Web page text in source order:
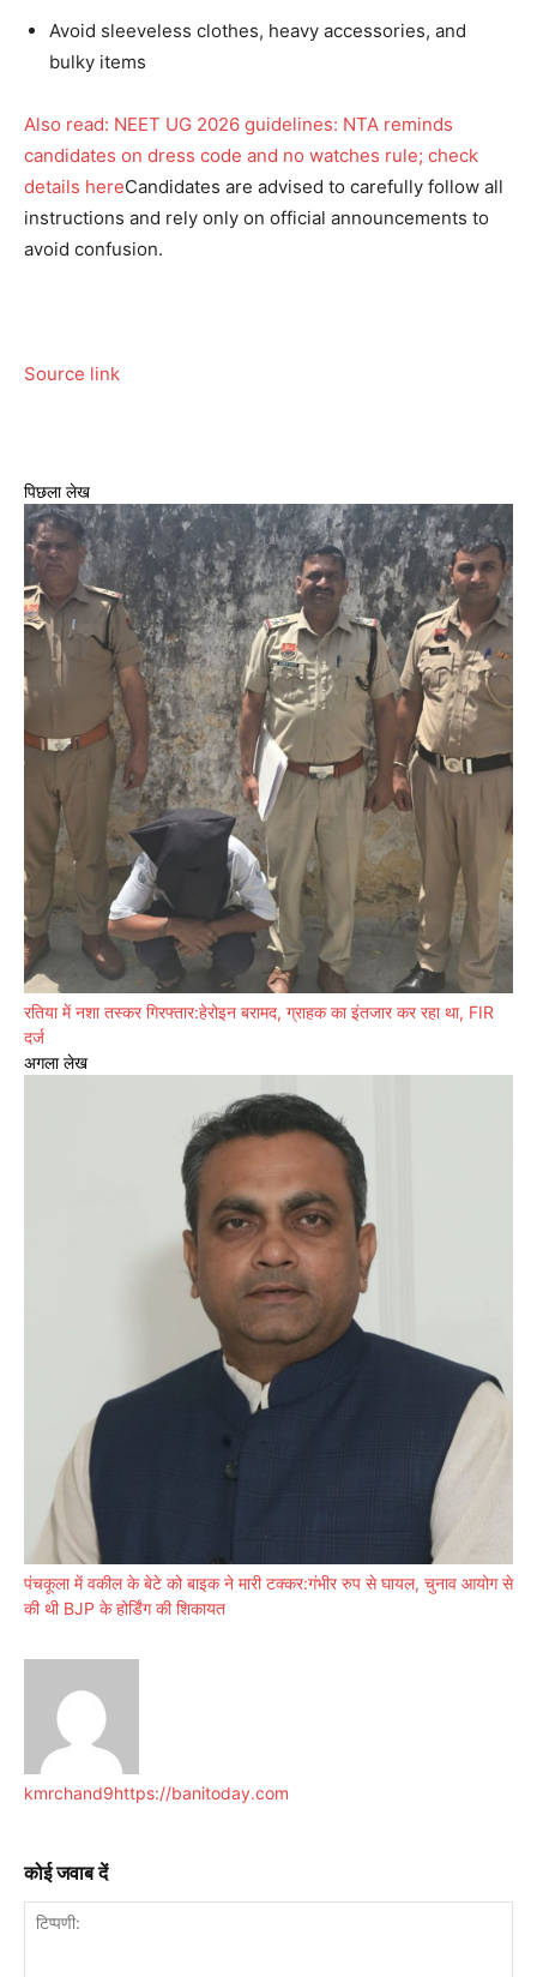
Avoid sleeveless clothes, heavy accessories, and
bulky items
Also read: NEET UG 2026 guidelines: NTA reminds
candidates on dress code and no watches rule; check
details hereCandidates are advised to carefully follow all
instructions and rely only on official announcements to
avoid confusion.
Source link
पिछला लेख
रतिया में नशा तस्कर गिरफ्तार:हेरोइन बरामद, ग्राहक का इंतजार कर रहा था, FIR
दर्ज
अगला लेख
पंचकूला में वकील के बेटे को बाइक ने मारी टक्कर:गंभीर रुप से घायल, चुनाव आयोग से
की थी BJP के होर्डिंग की शिकायत
kmrchand9https://banitoday.com
कोई जवाब दें